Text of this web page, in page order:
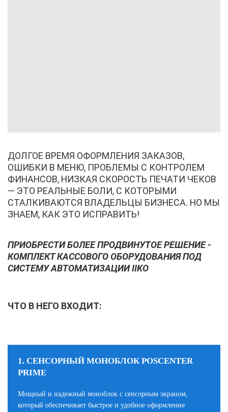
ДОЛГОЕ ВРЕМЯ ОФОРМЛЕНИЯ ЗАКАЗОВ,
ОШИБКИ В МЕНЮ, ПРОБЛЕМЫ С КОНТРОЛЕМ
ФИНАНСОВ, НИЗКАЯ СКОРОСТЬ ПЕЧАТИ ЧЕКОВ
— ЭТО РЕАЛЬНЫЕ БОЛИ, С КОТОРЫМИ
СТАЛКИВАЮТСЯ ВЛАДЕЛЬЦЫ БИЗНЕСА. НО МЫ
ЗНАЕМ, КАК ЭТО ИСПРАВИТЬ!
ПРИОБРЕСТИ БОЛЕЕ ПРОДВИНУТОЕ РЕШЕНИЕ -
КОМПЛЕКТ КАССОВОГО ОБОРУДОВАНИЯ ПОД
СИСТЕМУ АВТОМАТИЗАЦИИ IIKO
ЧТО В НЕГО ВХОДИТ:
1. СЕНСОРНЫЙ МОНОБЛОК POSCENTER
PRIME
Мощный и надежный моноблок с сенсорным экраном,
который обеспечивает быстрое и удобное оформление